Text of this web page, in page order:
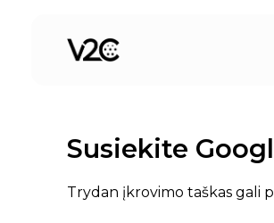
Susiekite
Trydan įkrovimo taškas gali